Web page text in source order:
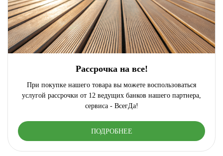
Рассрочка на все!
При покупке нашего товара вы можете воспользоваться
услугой рассрочки от 12 ведущих банков нашего партнера,
сервиса - ВсегДа!
ПОДРОБНЕЕ